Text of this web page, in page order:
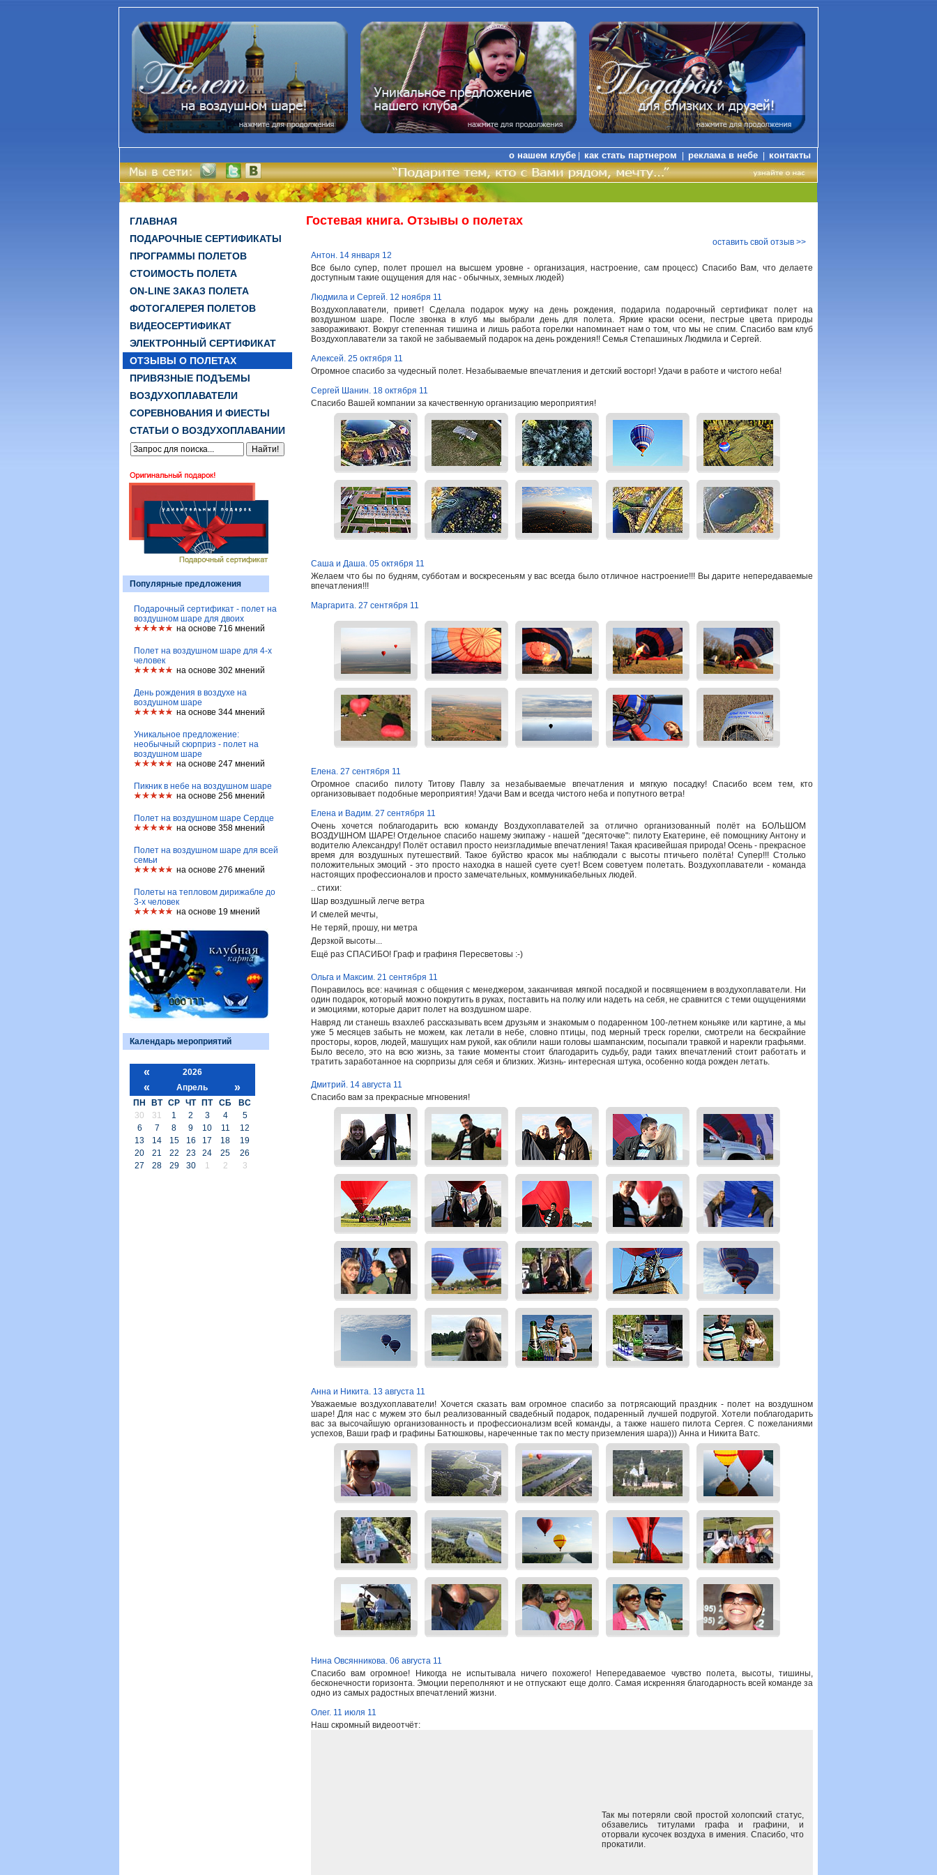
о нашем клубе как стать партнером реклама в небе контакты
ГЛАВНАЯ
ПОДАРОЧНЫЕ СЕРТИФИКАТЫ
ПРОГРАММЫ ПОЛЕТОВ
СТОИМОСТЬ ПОЛЕТА
ON-LINE ЗАКАЗ ПОЛЕТА
ФОТОГАЛЕРЕЯ ПОЛЕТОВ
ВИДЕОСЕРТИФИКАТ
ЭЛЕКТРОННЫЙ СЕРТИФИКАТ
ОТЗЫВЫ О ПОЛЕТАХ
ПРИВЯЗНЫЕ ПОДЪЕМЫ
ВОЗДУХОПЛАВАТЕЛИ
СОРЕВНОВАНИЯ И ФИЕСТЫ
СТАТЬИ О ВОЗДУХОПЛАВАНИИ
Популярные предложения
Подарочный сертификат - полет на
воздушном шаре для двоих
на основе 716 мнений
Полет на воздушном шаре для 4-х
человек
на основе 302 мнений
День рождения в воздухе на
воздушном шаре
на основе 344 мнений
Уникальное предложение:
необычный сюрприз - полет на
воздушном шаре
на основе 247 мнений
Пикник в небе на воздушном шаре
на основе 256 мнений
Полет на воздушном шаре Сердце
на основе 358 мнений
Полет на воздушном шаре для всей
семьи
на основе 276 мнений
Полеты на тепловом дирижабле до
3-х человек
на основе 19 мнений
Календарь мероприятий
« 2026
« Апрель »
ПН ВТ СР ЧТ ПТ СБ
ВС
30
31 1 2 3 4
5
6
7 8 9 10 11
12
13
14 15 16 17 18
19
20
21 22 23 24 25
26
27
28 29 30 1 2 3
Гостевая книга. Отзывы о полетах
оставить свой отзыв >>
Антон. 14 января 12
Все было супер, полет прошел на высшем уровне - организация, настроение, сам процесс) Спасибо Вам, что делаете
доступным такие ощущения для нас - обычных, земных людей)
Людмила и Сергей. 12 ноября 11
Воздухоплаватели, привет! Сделала подарок мужу на день рождения, подарила подарочный сертификат полет на
воздушном шаре. После звонка в клуб мы выбрали день для полета. Яркие краски осени, пестрые цвета природы
завораживают. Вокруг степенная тишина и лишь работа горелки напоминает нам о том, что мы не спим. Спасибо вам клуб
Воздухоплаватели за такой не забываемый подарок на день рождения!! Семья Степашиных Людмила и Сергей.
Алексей. 25 октября 11
Огромное спасибо за чудесный полет. Незабываемые впечатления и детский восторг! Удачи в работе и чистого неба!
Сергей Шанин. 18 октября 11
Спасибо Вашей компании за качественную организацию мероприятия!
Саша и Даша. 05 октября 11
Желаем что бы по будням, субботам и воскресеньям у вас всегда было отличное настроение!!! Вы дарите непередаваемые
впечатления!!!
Маргарита. 27 сентября 11
Елена. 27 сентября 11
Огромное спасибо пилоту Титову Павлу за незабываемые впечатления и мягкую посадку! Спасибо всем тем, кто
организовывает подобные мероприятия! Удачи Вам и всегда чистого неба и попутного ветра!
Елена и Вадим. 27 сентября 11
Очень хочется поблагодарить всю команду Воздухоплавателей за отлично организованный полёт на БОЛЬШОМ
ВОЗДУШНОМ ШАРЕ! Отдельное спасибо нашему экипажу - нашей "десяточке": пилоту Екатерине, её помощнику Антону и
водителю Александру! Полёт оставил просто неизгладимые впечатления! Такая красивейшая природа! Осень - прекрасное
время для воздушных путешествий. Такое буйство красок мы наблюдали с высоты птичьего полёта! Супер!!! Столько
положительных эмоций - это просто находка в нашей суете сует! Всем советуем полетать. Воздухоплаватели - команда
настоящих профессионалов и просто замечательных, коммуникабельных людей.
.. стихи:
Шар воздушный легче ветра
И смелей мечты,
Не теряй, прошу, ни метра
Дерзкой высоты...
Ещё раз СПАСИБО! Граф и графиня Пересветовы :-)
Ольга и Максим. 21 сентября 11
Понравилось все: начиная с общения с менеджером, заканчивая мягкой посадкой и посвящением в воздухоплаватели. Ни
один подарок, который можно покрутить в руках, поставить на полку или надеть на себя, не сравнится с теми ощущениями
и эмоциями, которые дарит полет на воздушном шаре.
Навряд ли станешь взахлеб рассказывать всем друзьям и знакомым о подаренном 100-летнем коньяке или картине, а мы
уже 5 месяцев забыть не можем, как летали в небе, словно птицы, под мерный треск горелки, смотрели на бескрайние
просторы, коров, людей, машущих нам рукой, как облили наши головы шампанским, посыпали травкой и нарекли графьями.
Было весело, это на всю жизнь, за такие моменты стоит благодарить судьбу, ради таких впечатлений стоит работать и
тратить заработанное на сюрпризы для себя и близких. Жизнь- интересная штука, особенно когда рожден летать.
Дмитрий. 14 августа 11
Спасибо вам за прекрасные мгновения!
Анна и Никита. 13 августа 11
Уважаемые воздухоплаватели! Хочется сказать вам огромное спасибо за потрясающий праздник - полет на воздушном
шаре! Для нас с мужем это был реализованный свадебный подарок, подаренный лучшей подругой. Хотели поблагодарить
вас за высочайшую организованность и профессионализм всей команды, а также нашего пилота Сергея. С пожеланиями
успехов, Ваши граф и графины Батюшковы, нареченные так по месту приземления шара))) Анна и Никита Ватс.
Нина Овсянникова. 06 августа 11
Спасибо вам огромное! Никогда не испытывала ничего похожего! Непередаваемое чувство полета, высоты, тишины,
бесконечности горизонта. Эмоции переполняют и не отпускают еще долго. Самая искренняя благодарность всей команде за
одно из самых радостных впечатлений жизни.
Олег. 11 июля 11
Наш скромный видеоотчёт:
Так мы потеряли свой простой холопский статус,
обзавелись титулами графа и графини, и
оторвали кусочек воздуха в имения. Спасибо, что
прокатили.